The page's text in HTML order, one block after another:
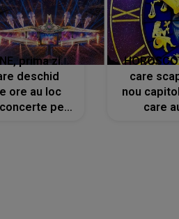
prima zi.
deschid
ore au loc
pe
care
nou
care